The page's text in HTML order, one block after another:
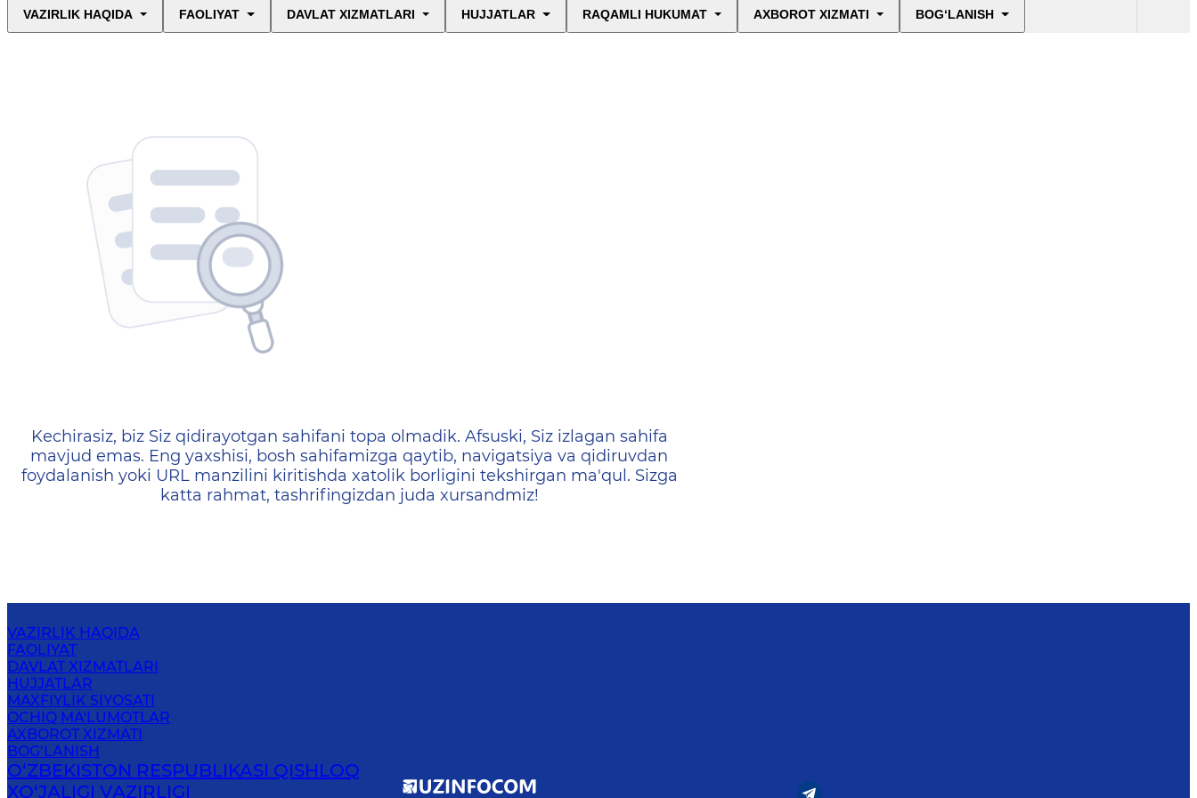
VAZIRLIK HAQIDA FAOLIYAT DAVLAT XIZMATLARI HUJJATLAR RAQAMLI HUKUMAT AXBOROT XIZMATI BOG‘LANISH
404 — Страница не найдена
Kechirasiz, biz Siz qidirayotgan sahifani topa olmadik. Afsuski, Siz izlagan sahifa
mavjud emas. Eng yaxshisi, bosh sahifamizga qaytib, navigatsiya va qidiruvdan
foydalanish yoki URL manzilini kiritishda xatolik borligini tekshirgan ma'qul. Sizga
katta rahmat, tashrifingizdan juda xursandmiz!
VAZIRLIK HAQIDA
FAOLIYAT
DAVLAT XIZMATLARI
HUJJATLAR
MAXFIYLIK SIYOSATI
OCHIQ MA'LUMOTLAR
AXBOROT XIZMATI
BOG‘LANISH
O‘ZBEKISTON RESPUBLIKASI QISHLOQ
ХO‘JАLIGI VАZIRLIGI